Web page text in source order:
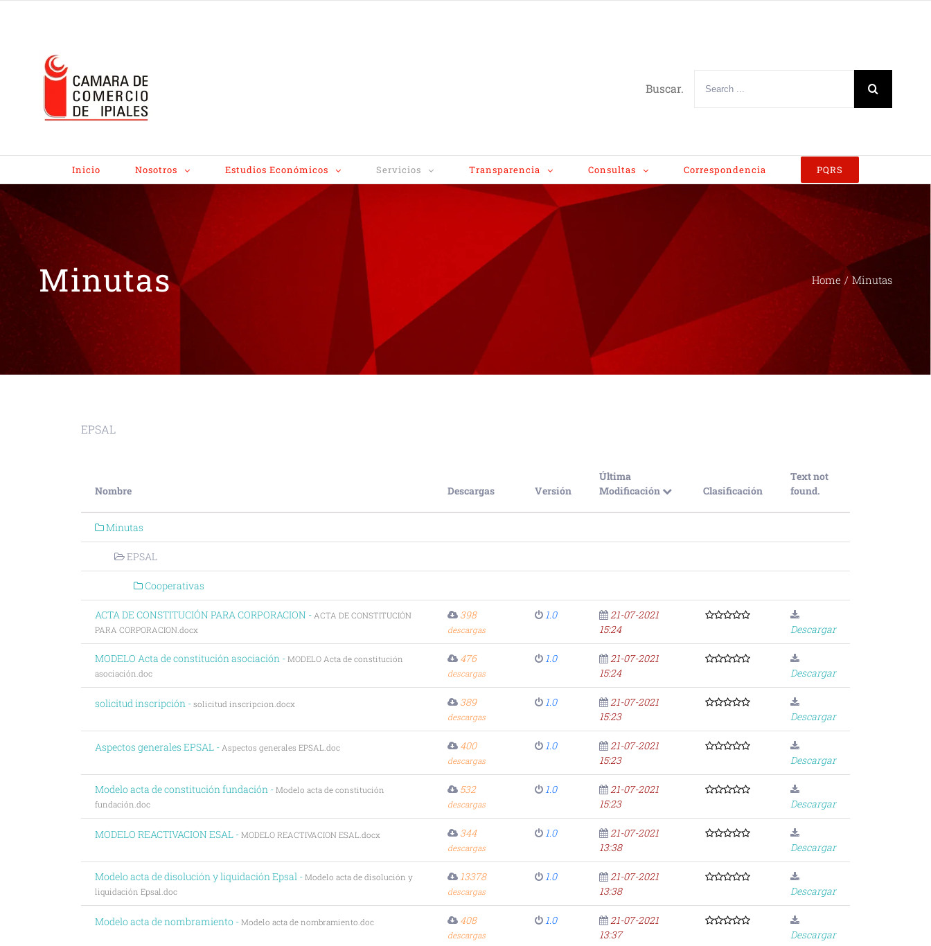
Buscar.
Inicio Nosotros Estudios Económicos Servicios Transparencia Consultas Correspondencia PQRS
Minutas Home / Minutas
EPSAL
Nombre Descargas Versión
Última
Modificación
Clasificación
Text not
found.
Minutas
EPSAL
Cooperativas
ACTA DE CONSTITUCIÓN PARA CORPORACION - ACTA DE CONSTITUCIÓN
PARA CORPORACION.docx
398
descargas
1.0
21-07-2021
15:24
Descargar
MODELO Acta de constitución asociación - MODELO Acta de constitución
asociación.doc
476
descargas
1.0
21-07-2021
15:24
Descargar
solicitud inscripción - solicitud inscripcion.docx 389
descargas
1.0
21-07-2021
15:23
Descargar
Aspectos generales EPSAL - Aspectos generales EPSAL.doc 400
descargas
1.0
21-07-2021
15:23
Descargar
Modelo acta de constitución fundación - Modelo acta de constitución
fundación.doc
532
descargas
1.0
21-07-2021
15:23
Descargar
MODELO REACTIVACION ESAL - MODELO REACTIVACION ESAL.docx 344
descargas
1.0
21-07-2021
13:38
Descargar
Modelo acta de disolución y liquidación Epsal - Modelo acta de disolución y
liquidación Epsal.doc
13378
descargas
1.0
21-07-2021
13:38
Descargar
Modelo acta de nombramiento - Modelo acta de nombramiento.doc 408
descargas
1.0
21-07-2021
13:37
Descargar